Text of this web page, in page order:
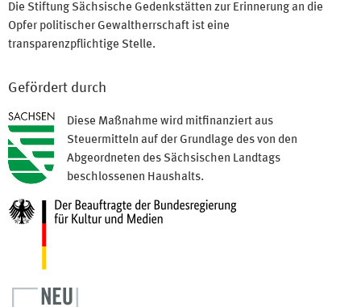
Die Stiftung Sächsische Gedenkstätten zur Erinnerung an die
Opfer politischer Gewaltherrschaft ist eine
transparenzpflichtige Stelle.
Gefördert durch
Diese Maßnahme wird mitfinanziert aus
Steuermitteln auf der Grundlage des von den
Abgeordneten des Sächsischen Landtags
beschlossenen Haushalts.